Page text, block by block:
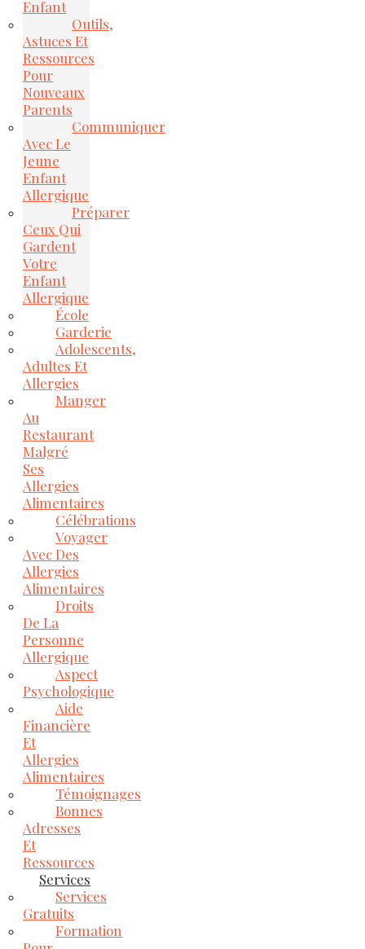
Enfant
Outils,
Astuces Et
Ressources
Pour
Nouveaux
Parents
Communiquer
Avec Le
Jeune
Enfant
Allergique
Préparer
Ceux Qui
Gardent
Votre
Enfant
Allergique
École
Garderie
Adolescents,
Adultes Et
Allergies
Manger
Au
Restaurant
Malgré
Ses
Allergies
Alimentaires
Célébrations
Voyager
Avec Des
Allergies
Alimentaires
Droits
De La
Personne
Allergique
Aspect
Psychologique
Aide
Financière
Et
Allergies
Alimentaires
Témoignages
Bonnes
Adresses
Et
Ressources
Services
Services
Gratuits
Formation